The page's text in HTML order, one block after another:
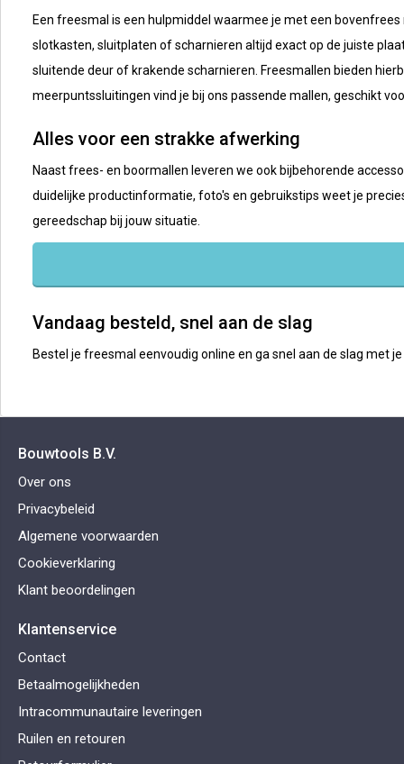
Een freesmal is een hulpmiddel waarmee je met een
slotkasten, sluitplaten of scharnieren altijd exact op de juiste
sluitende deur of krakende scharnieren. Freesmallen bieden
meerpuntssluitingen vind je bij ons passende mallen, geschikt
Alles voor een strakke afwerking
Naast frees- en boormallen leveren we ook bijbehorende
duidelijke productinformatie, foto's en gebruikstips weet je
gereedschap bij jouw situatie.
Vandaag besteld, snel aan de slag
Bestel je freesmal eenvoudig online en ga snel aan de slag met
Bouwtools B.V.
Over ons
Privacybeleid
Algemene voorwaarden
Cookieverklaring
Klant beoordelingen
Klantenservice
Contact
Betaalmogelijkheden
Intracommunautaire leveringen
Ruilen en retouren